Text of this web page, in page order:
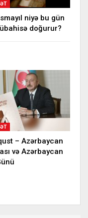
niyə bu gün
doğurur?
– Azərbaycan
və Azərbaycan